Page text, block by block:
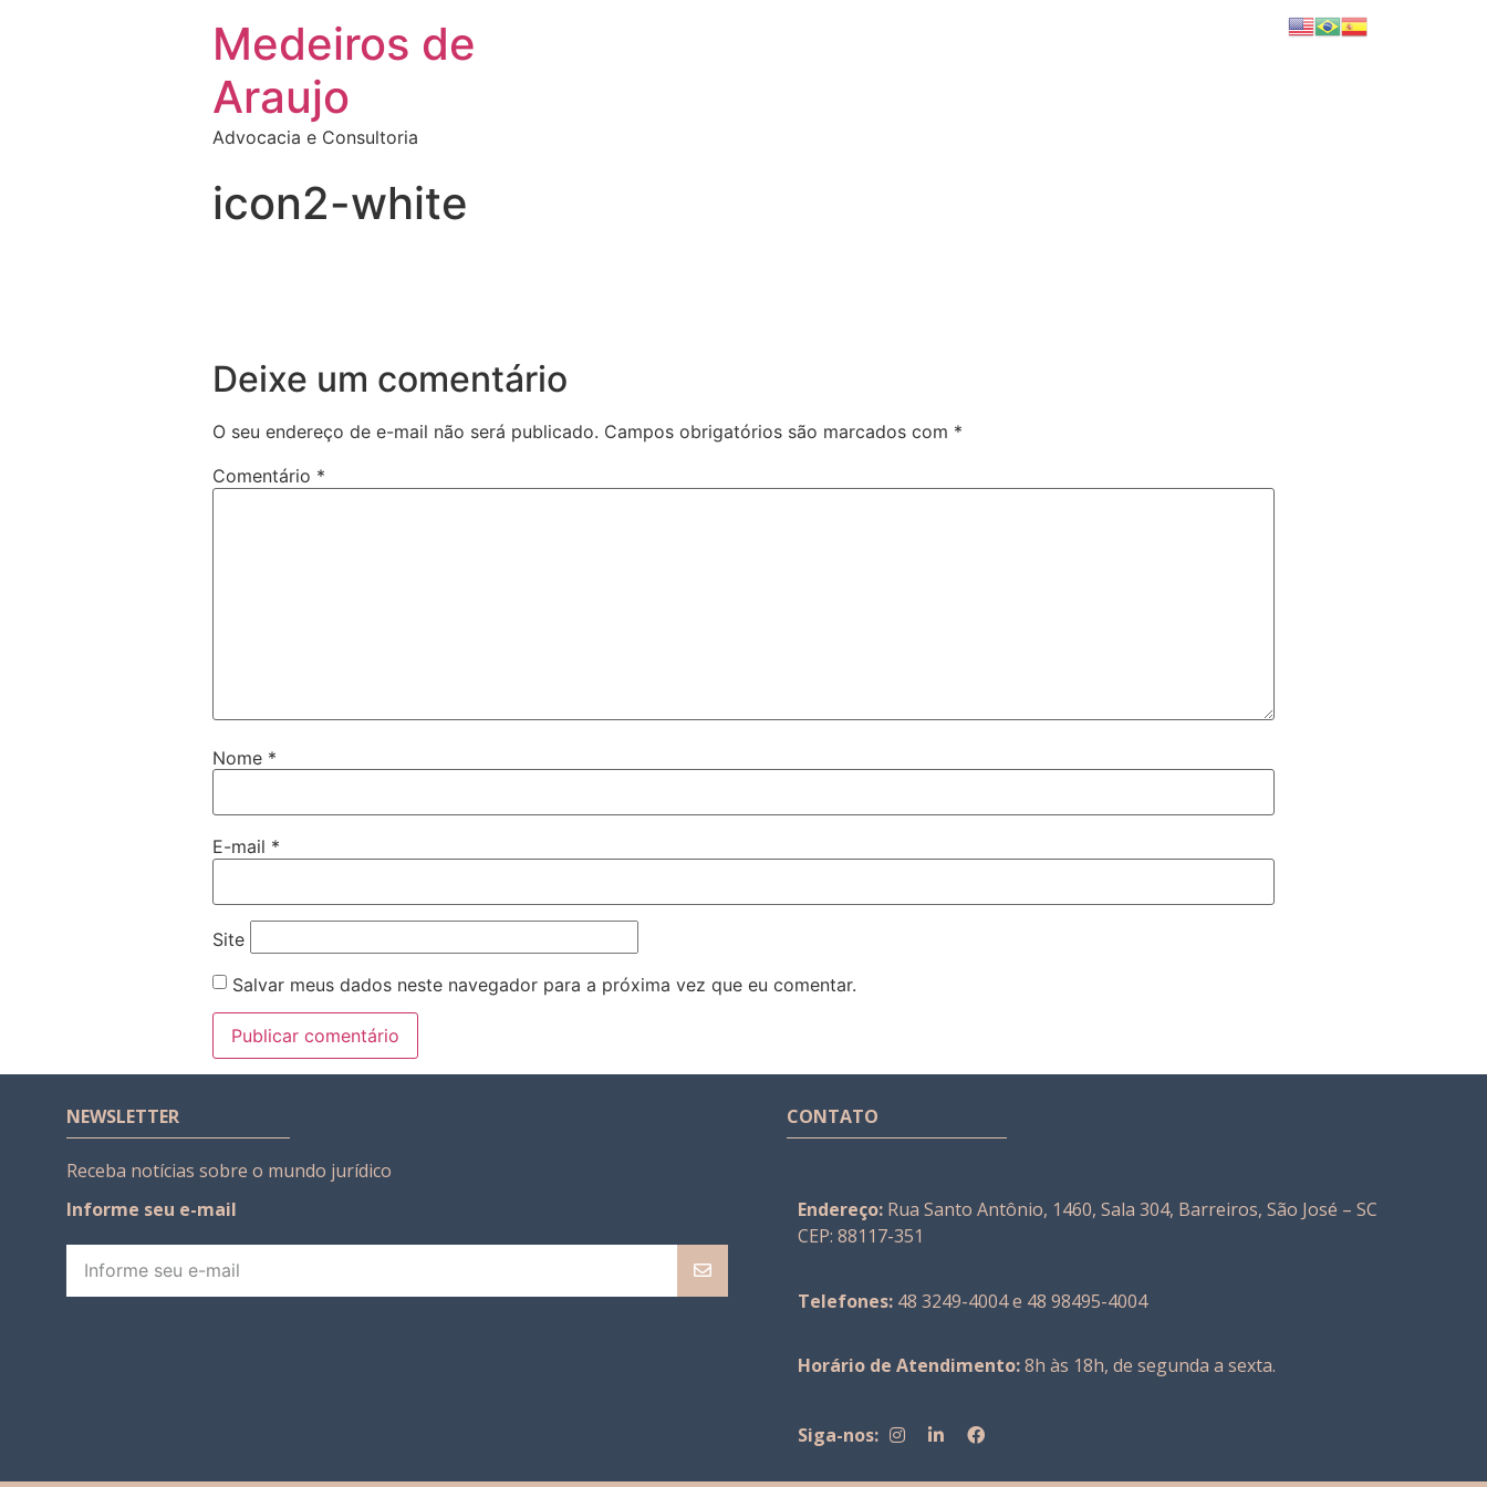
Medeiros de
Araujo
Advocacia e Consultoria
icon2-white
Deixe um comentário
O seu endereço de e-mail não será publicado. Campos obrigatórios são marcados com *
Comentário *
Nome *
E-mail *
Site
Salvar meus dados neste navegador para a próxima vez que eu comentar.
NEWSLETTER
Receba notícias sobre o mundo jurídico
Informe seu e-mail
CONTATO
Endereço: Rua Santo Antônio, 1460, Sala 304, Barreiros, São José – SC
CEP: 88117-351
Telefones: 48 3249-4004 e 48 98495-4004
Horário de Atendimento:8h às 18h, de segunda a sexta.
Siga-nos: